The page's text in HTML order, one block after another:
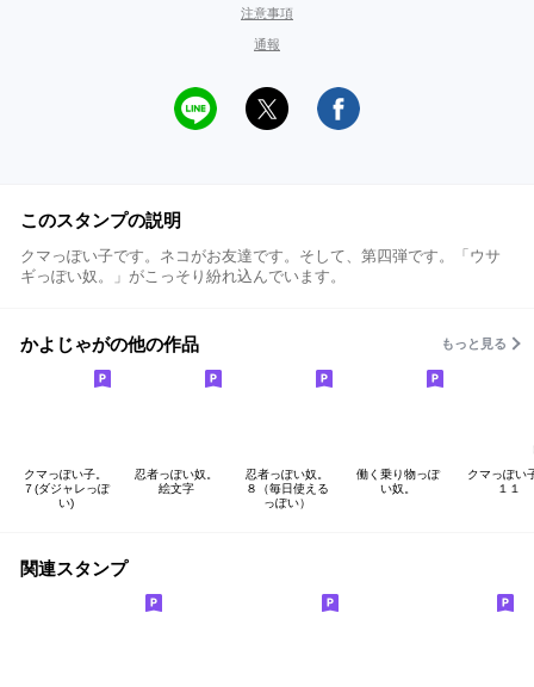
注意事項
通報
このスタンプの説明
クマっぽい子です。ネコがお友達です。そして、第四弾です。「ウサ
ギっぽい奴。」がこっそり紛れ込んでいます。
かよじゃがの他の作品 もっと見る
クマっぽい子。
７(ダジャレっぽ
い)
忍者っぽい奴。
絵文字
忍者っぽい奴。
８（毎日使える
っぽい）
働く乗り物っぽ
い奴。
クマっぽい
１１
関連スタンプ